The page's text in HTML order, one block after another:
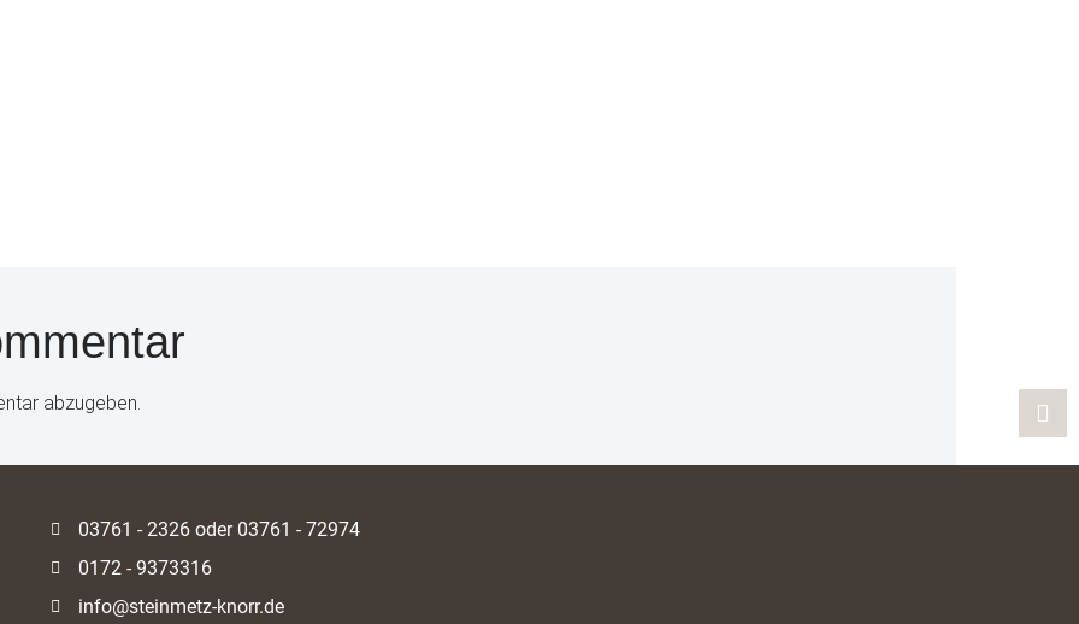
abzugeben.
03761 - 2326 oder 03761 - 72974
0172 - 9373316
info@steinmetz-knorr.de